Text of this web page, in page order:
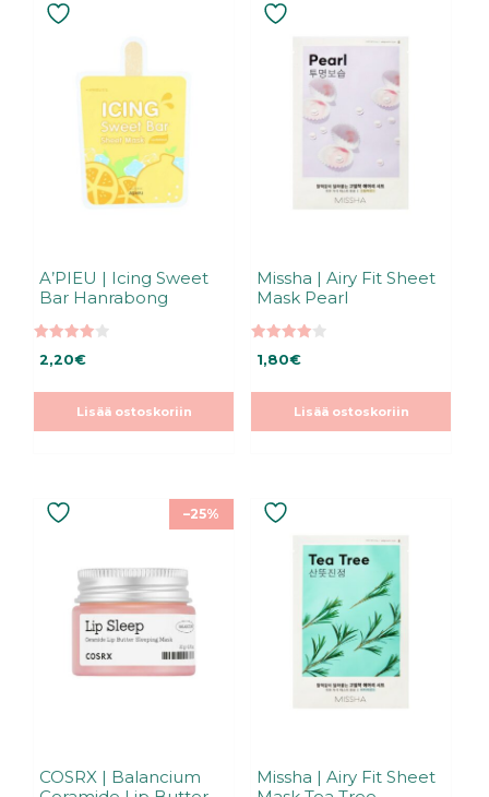
A’PIEU | Icing Sweet
Bar Hanrabong
5:stä
2,20€
Lisää ostoskoriin
Missha | Airy Fit Sheet
Mask Pearl
5:stä
1,80€
Lisää ostoskoriin
–25%
COSRX | Balancium
Missha | Airy Fit Sheet